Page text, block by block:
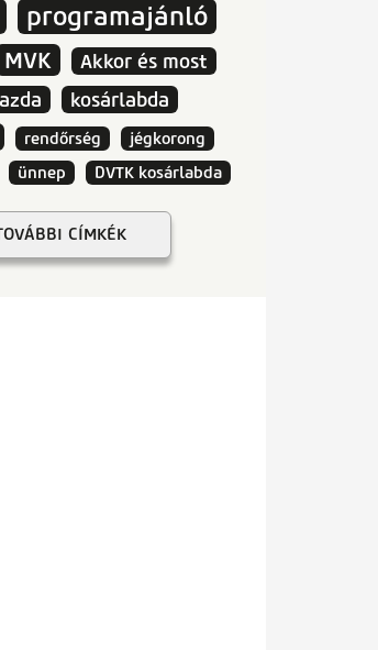
programajánló
MVK
Akkor és most
kosárlabda
rendőrség
jégkorong
ünnep DVTK kosárlabda
CÍMKÉK